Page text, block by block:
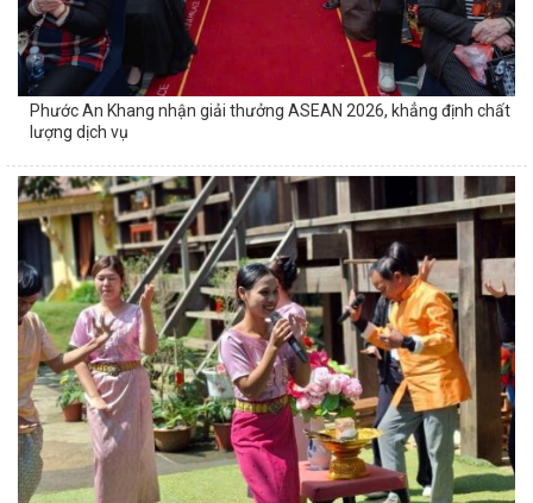
Phước An Khang nhận giải thưởng ASEAN 2026, khẳng định chất
lượng dịch vụ